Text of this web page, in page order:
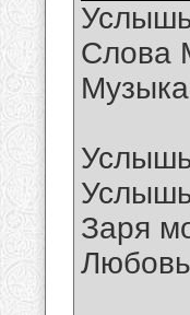
Слова
Заря